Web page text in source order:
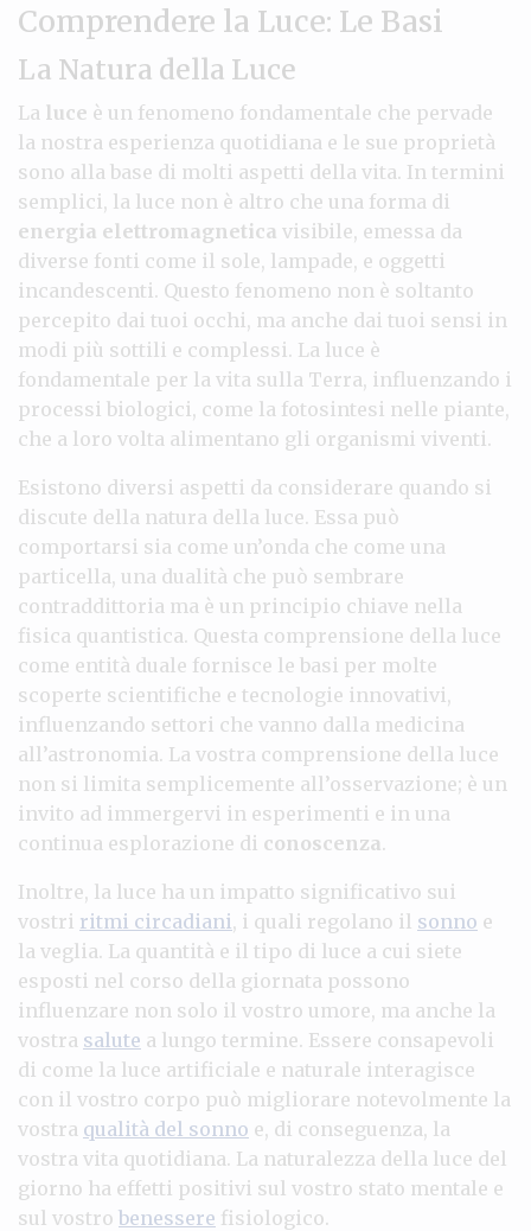
Comprendere la Luce: Le Basi
La Natura della Luce
La luce è un fenomeno fondamentale che pervade
la nostra esperienza quotidiana e le sue proprietà
sono alla base di molti aspetti della vita. In termini
semplici, la luce non è altro che una forma di
energia elettromagnetica visibile, emessa da
diverse fonti come il sole, lampade, e oggetti
incandescenti. Questo fenomeno non è soltanto
percepito dai tuoi occhi, ma anche dai tuoi sensi in
modi più sottili e complessi. La luce è
fondamentale per la vita sulla Terra, influenzando i
processi biologici, come la fotosintesi nelle piante,
che a loro volta alimentano gli organismi viventi.
Esistono diversi aspetti da considerare quando si
discute della natura della luce. Essa può
comportarsi sia come un’onda che come una
particella, una dualità che può sembrare
contraddittoria ma è un principio chiave nella
fisica quantistica. Questa comprensione della luce
come entità duale fornisce le basi per molte
scoperte scientifiche e tecnologie innovativi,
influenzando settori che vanno dalla medicina
all’astronomia. La vostra comprensione della luce
non si limita semplicemente all’osservazione; è un
invito ad immergervi in esperimenti e in una
continua esplorazione di conoscenza.
Inoltre, la luce ha un impatto significativo sui
vostri ritmi circadiani, i quali regolano il sonno e
la veglia. La quantità e il tipo di luce a cui siete
esposti nel corso della giornata possono
influenzare non solo il vostro umore, ma anche la
vostra salute a lungo termine. Essere consapevoli
di come la luce artificiale e naturale interagisce
con il vostro corpo può migliorare notevolmente la
vostra qualità del sonno e, di conseguenza, la
vostra vita quotidiana. La naturalezza della luce del
giorno ha effetti positivi sul vostro stato mentale e
sul vostro benessere fisiologico.